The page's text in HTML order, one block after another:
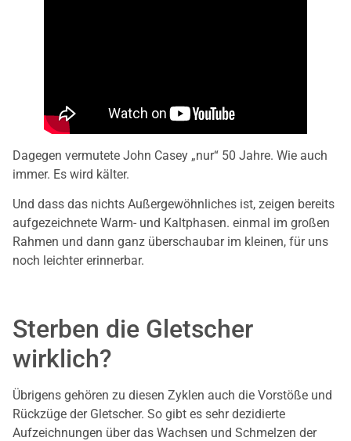
Dagegen vermutete John Casey „nur“ 50 Jahre. Wie auch
immer. Es wird kälter.
Und dass das nichts Außergewöhnliches ist, zeigen bereits
aufgezeichnete Warm- und Kaltphasen. einmal im großen
Rahmen und dann ganz überschaubar im kleinen, für uns
noch leichter erinnerbar.
Sterben die Gletscher
wirklich?
Übrigens gehören zu diesen Zyklen auch die Vorstöße und
Rückzüge der Gletscher. So gibt es sehr dezidierte
Aufzeichnungen über das Wachsen und Schmelzen der